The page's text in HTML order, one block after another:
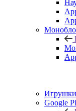
Google